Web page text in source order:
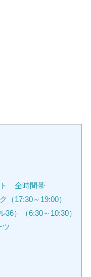
ト 全時間帯
（17:30～19:00）
）（6:30～10:30）